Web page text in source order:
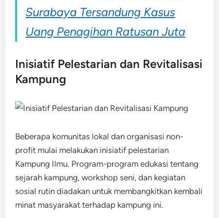
Surabaya Tersandung Kasus
Uang Penagihan Ratusan Juta
Inisiatif Pelestarian dan Revitalisasi
Kampung
Beberapa komunitas lokal dan organisasi non-
profit mulai melakukan inisiatif pelestarian
Kampung Ilmu. Program-program edukasi tentang
sejarah kampung, workshop seni, dan kegiatan
sosial rutin diadakan untuk membangkitkan kembali
minat masyarakat terhadap kampung ini.